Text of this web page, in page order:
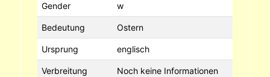
Gender w
Bedeutung Ostern
Ursprung englisch
Verbreitung
Noch keine Informationen